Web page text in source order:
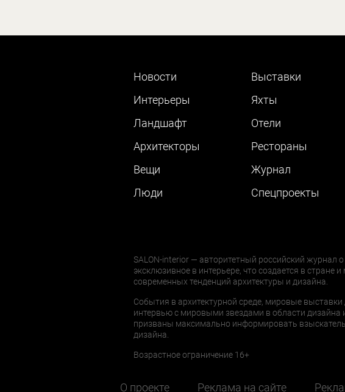
Новости
Интерьеры
Ландшафт
Архитекторы
Вещи
Люди
Выставки
Яхты
Отели
Рестораны
Журнал
Cпецпроекты
SALON-interior — авторитетный российский журнал о
эксклюзивное в интерьере, что создается в
современных тенденций архитектуры и дизайна.
События в архитектурной среде, мировые выставки
интервью с мировыми звездами в области
призваны максимально информировать
дизайна.
Возрастное ограничение 16+
О проекте Реклама на сайте